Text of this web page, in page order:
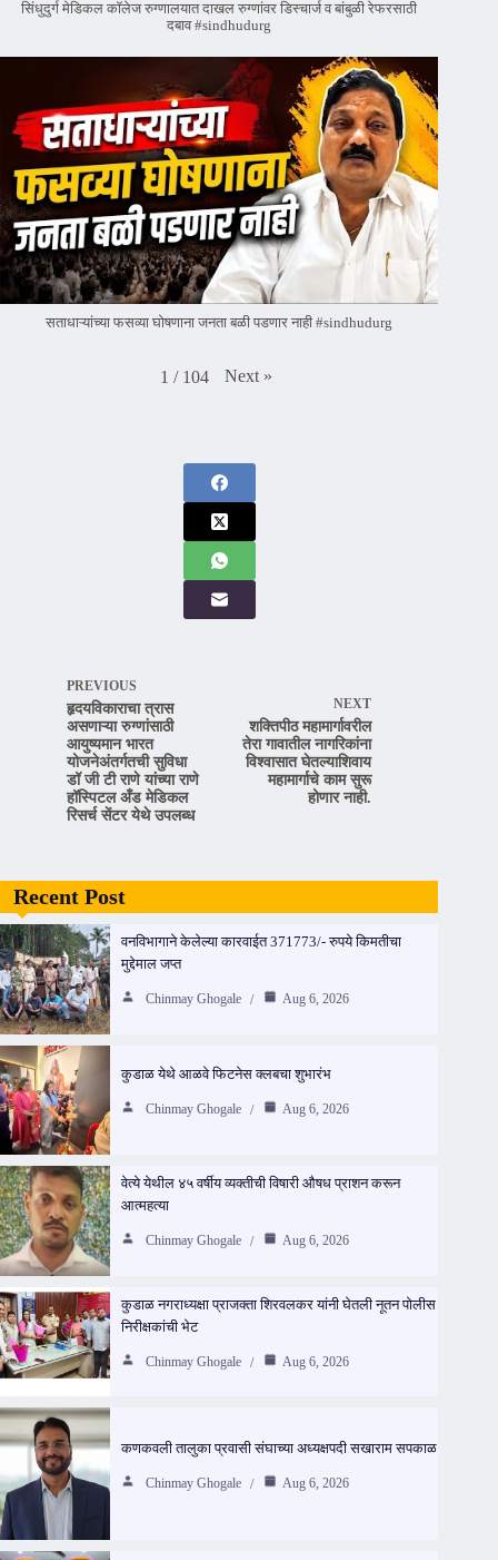
सिंधुदुर्ग मेडिकल कॉलेज रुग्णालयात दाखल रुग्णांवर डिस्चार्ज व बांबुळी रेफरसाठी
दबाव #sindhudurg
सताधाऱ्यांच्या फसव्या घोषणाना जनता बळी पडणार नाही #sindhudurg
1 / 104 Next »
PREVIOUS
हृदयविकाराचा त्रास
असणाऱ्या रुग्णांसाठी
आयुष्यमान भारत
योजनेअंतर्गतची सुविधा
डॉ जी टी राणे यांच्या राणे
हॉस्पिटल अँड मेडिकल
रिसर्च सेंटर येथे उपलब्ध
NEXT
शक्तिपीठ महामार्गावरील
तेरा गावातील नागरिकांना
विश्वासात घेतल्याशिवाय
महामार्गाचे काम सुरू
होणार नाही.
Recent Post
वनविभागाने केलेल्या कारवाईत 371773/- रुपये किमतीचा
मुद्देमाल जप्त
Chinmay Ghogale Aug 6, 2026
कुडाळ येथे आळवे फिटनेस क्लबचा शुभारंभ
Chinmay Ghogale Aug 6, 2026
वेत्ये येथील ४५ वर्षीय व्यक्तीची विषारी औषध प्राशन करून
आत्महत्या
Chinmay Ghogale Aug 6, 2026
कुडाळ नगराध्यक्षा प्राजक्ता शिरवलकर यांनी घेतली नूतन पोलीस
निरीक्षकांची भेट
Chinmay Ghogale Aug 6, 2026
कणकवली तालुका प्रवासी संघाच्या अध्यक्षपदी सखाराम सपकाळ
Chinmay Ghogale Aug 6, 2026